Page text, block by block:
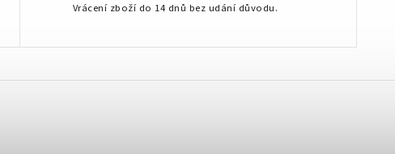
Vrácení zboží do 14 dnů bez udání důvodu.